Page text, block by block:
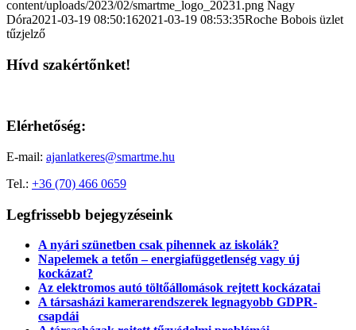
content/uploads/2023/02/smartme_logo_20231.png Nagy
Dóra2021-03-19 08:50:162021-03-19 08:53:35Roche Bobois üzlet
tűzjelző
Hívd szakértőnket!
Elérhetőség:
E-mail: ajanlatkeres@smartme.hu
Tel.: +36 (70) 466 0659
Legfrissebb bejegyzéseink
A nyári szünetben csak pihennek az iskolák?
Napelemek a tetőn – energiafüggetlenség vagy új
kockázat?
Az elektromos autó töltőállomások rejtett kockázatai
A társasházi kamerarendszerek legnagyobb GDPR-
csapdái